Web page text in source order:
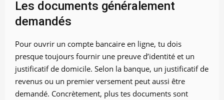
Les documents généralement
demandés
Pour ouvrir un compte bancaire en ligne, tu dois
presque toujours fournir une preuve d’identité et un
justificatif de domicile. Selon la banque, un justificatif de
revenus ou un premier versement peut aussi être
demandé. Concrètement, plus tes documents sont